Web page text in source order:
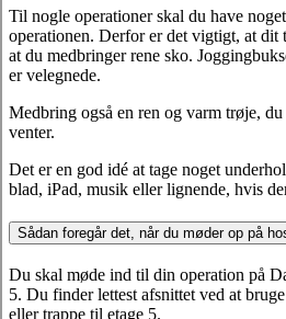
Til nogle operationer skal du have
operationen. Derfor er det vigtigt, at dit
at du medbringer rene sko.
er velegnede.
Medbring også en ren og varm trøje,
venter.
Det er en god idé at tage noget
blad, iPad, musik eller lignende, hvis
Sådan foregår det, når du møder op på
Du skal møde ind til din operation på
5. Du finder lettest afsnittet ved at
eller trappe til etage 5.